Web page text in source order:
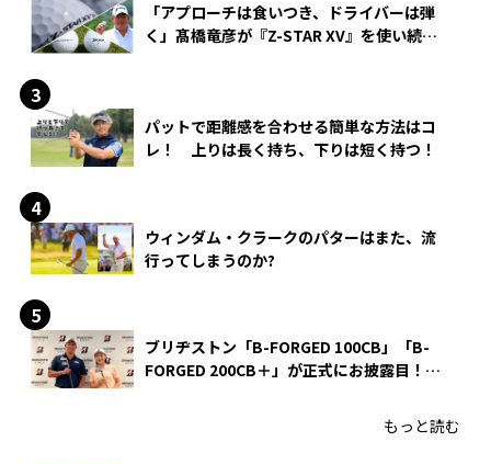
「アプローチは食いつき、ドライバーは弾
く」髙橋竜彦が『Z-STAR XV』を使い続け
パットで距離感を合わせる簡単な方法はコ
レ！ 上りは長く持ち、下りは短く持つ！
ウィンダム・クラークのパターはまた、流
行ってしまうのか?
ブリヂストン「B-FORGED 100CB」「B-
FORGED 200CB＋」が正式にお披露目！
もっと読む